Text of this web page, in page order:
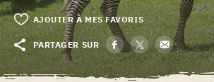
AJOUTER À MES FAVORIS
PARTAGER SUR